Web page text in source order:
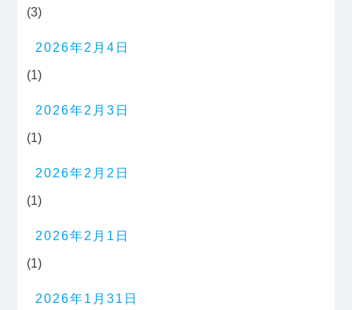
(3)
2026年2月4日
(1)
2026年2月3日
(1)
2026年2月2日
(1)
2026年2月1日
(1)
2026年1月31日